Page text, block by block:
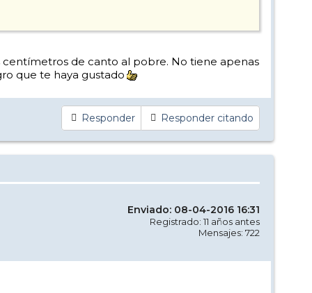
de canto al pobre. No tiene apenas
que te haya gustado
Responder Responder citando
Enviado: 08-04-2016 16:31
Registrado: 11 años antes
Mensajes: 722